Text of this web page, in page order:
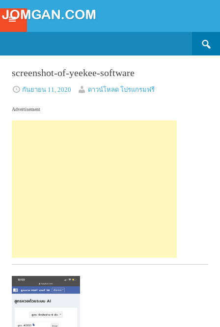
screenshot-of-yeekee-software
กันยายน 11, 2020 ดาวน์โหลด โปรแกรมฟรี
Advertisement